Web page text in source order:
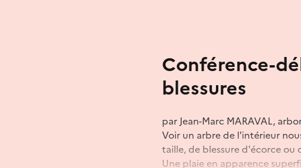
Conférence-
blessures
par Jean-Marc MARAVAL,
Voir un arbre de l'intérieur
taille, de blessure d'écorce ou
Une plaie en apparence